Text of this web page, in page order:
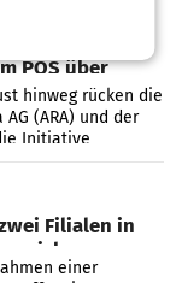
POS über
hinweg rücken die
(ARA) und der
Initiative
österreichischen
Filialen in
einer